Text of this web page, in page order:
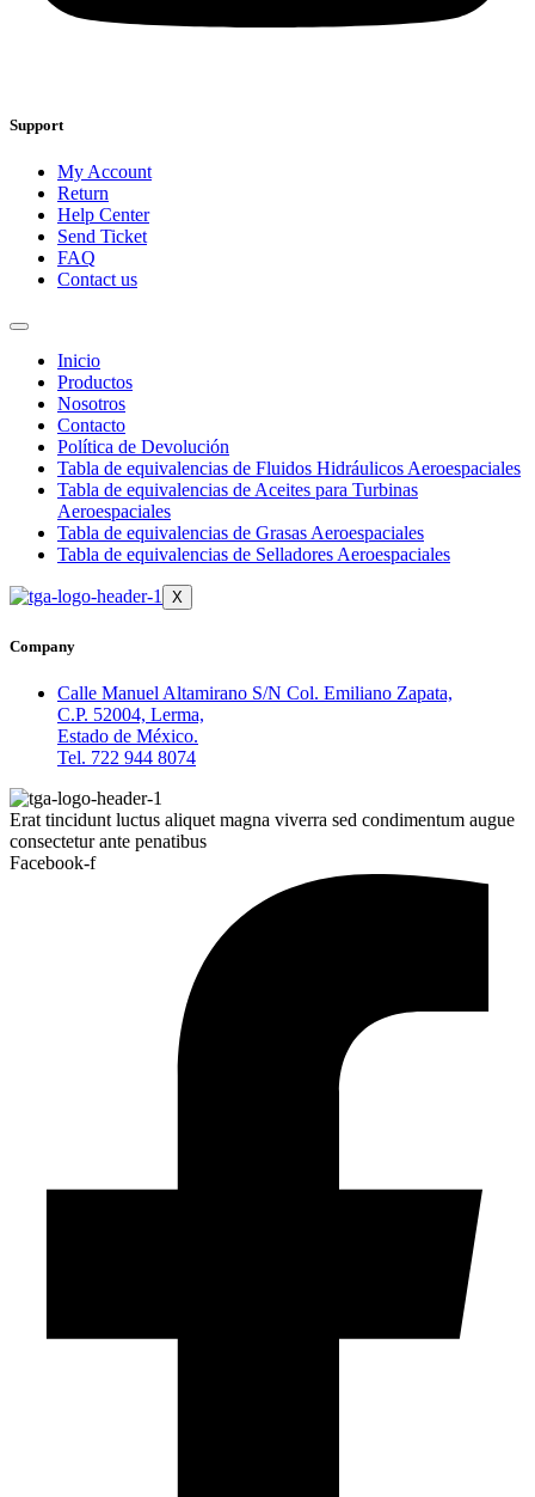
Support
My Account
Return
Help Center
Send Ticket
FAQ
Contact us
Inicio
Productos
Nosotros
Contacto
Política de Devolución
Tabla de equivalencias de Fluidos Hidráulicos Aeroespaciales
Tabla de equivalencias de Aceites para Turbinas
Aeroespaciales
Tabla de equivalencias de Grasas Aeroespaciales
Tabla de equivalencias de Selladores Aeroespaciales
X
Company
Calle Manuel Altamirano S/N Col. Emiliano Zapata,
C.P. 52004, Lerma,
Estado de México.
Tel. 722 944 8074
Erat tincidunt luctus aliquet magna viverra sed condimentum augue
consectetur ante penatibus
Facebook-f